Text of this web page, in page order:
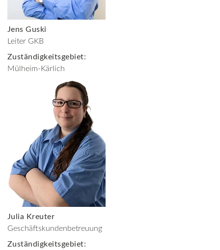
Jens Guski
Leiter GKB
Zuständigkeitsgebiet:
Mülheim-Kärlich
Julia Kreuter
Geschäftskundenbetreuung
Zuständigkeitsgebiet: